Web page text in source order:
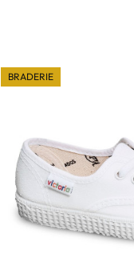
BRADERIE